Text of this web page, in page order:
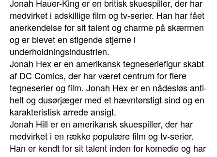
Jonah Hauer-King er en britisk skuespiller, der har
medvirket i adskillige film og tv-serier. Han har fået
anerkendelse for sit talent og charme på skærmen
og er blevet en stigende stjerne i
underholdningsindustrien.
Jonah Hex er en amerikansk tegneseriefigur skabt
af DC Comics, der har været centrum for flere
tegneserier og film. Jonah Hex er en nådesløs anti-
helt og dusørjæger med et hævntørstigt sind og en
karakteristisk arrede ansigt.
Jonah Hill er en amerikansk skuespiller, der har
medvirket i en række populære film og tv-serier.
Han er kendt for sit talent inden for komedie og har